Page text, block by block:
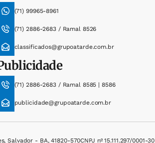
(71) 99965-8961
(71) 2886-2683 / Ramal 8526
classificados@grupoatarde.com.br
(71) 2886-2683 / Ramal 8585 | 8586
publicidade@grupoatarde.com.br
Salvador - BA, 41820-570CNPJ nº 15.111.297/0001-30